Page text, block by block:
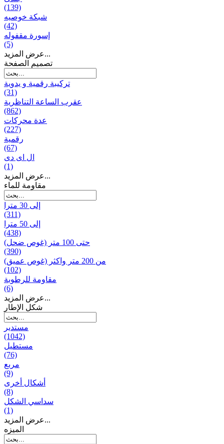
(139)
شبكة خوصیه
(42)
إسورة مقفوله
(5)
عرض المزيد...
تصميم الصفحة
تركيبة رقمية و يدوية
(31)
عقرب الساعة التناظرية
(862)
عدة محركات
(227)
رقمية
(67)
ال ای دی
(1)
عرض المزيد...
مقاومة للماء
إلى 30 مترا
(311)
إلى 50 مترا
(438)
حتى 100 متر (غوص ضحل)
(390)
من 200 متر واکثر (غوص عميق)
(102)
مقاومة للرطوبة
(6)
عرض المزيد...
شكل الإطار
مستدير
(1042)
مستطيل
(76)
مربع
(9)
أشكال أخرى
(8)
سداسي الشكل
(1)
عرض المزيد...
المیزه